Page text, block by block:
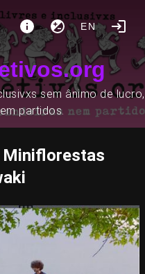
EN
sem ânimo de lucro,
partidos.
Miniflorestas